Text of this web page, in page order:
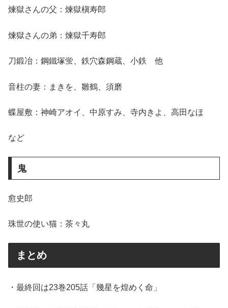
煉獄さんの父：煉獄槇寿郎
煉獄さんの弟：煉獄千寿郎
刀鍛冶：鋼鐵塚蛍、鉄穴森鋼蔵、小鉄 他
音柱の妻：まきを、雛鶴、須磨
蝶屋敷：神崎アオイ、中原すみ、寺内きよ、高田なほ
など
鬼
愈史郎
珠世の使い猫：茶々丸
まとめ
・最終回は23巻205話「幾星を煌めく命」